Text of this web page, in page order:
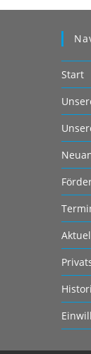
Start